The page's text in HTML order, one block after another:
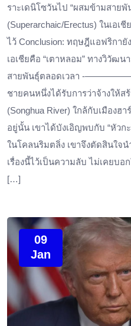
ราะเดนิโซวันไป “ผสมข้ามสายพั
(Superarchaic/Erectus) ในเอ
ไว้ ​Conclusion: ทฤษฎีแอฟริกา
เอเชียคือ “เตาหลอม” ทางวิวัฒ
สายพันธุ์ตลอดเวลา
ชายคนหนึ่งได้รับการว่าจ้างให้ส
(Songhua River) ใกล้กับเมืองฮ
อยู่นั้น เขาได้บังเอิญพบกับ “หัว
ในโคลนริมตลิ่ง เขาจึงตัดสินใจ
เรื่องนี้ไว้เป็นความลับ ไม่เคยบอ
[…]
09
Jan